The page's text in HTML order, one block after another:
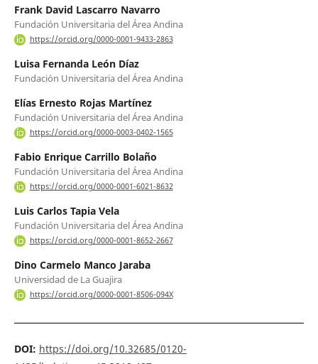
Frank David Lascarro Navarro
Fundación Universitaria del Área Andina
https://orcid.org/0000-0001-9433-2863
Luisa Fernanda León Díaz
Fundación Universitaria del Área Andina
Elías Ernesto Rojas Martínez
Fundación Universitaria del Área Andina
https://orcid.org/0000-0003-0402-1565
Fabio Enrique Carrillo Bolaño
Fundación Universitaria del Área Andina
https://orcid.org/0000-0001-6021-8632
Luis Carlos Tapia Vela
Fundación Universitaria del Área Andina
https://orcid.org/0000-0001-8652-2667
Dino Carmelo Manco Jaraba
Universidad de La Guajira
https://orcid.org/0000-0001-8506-094X
DOI: https://doi.org/10.32685/0120-